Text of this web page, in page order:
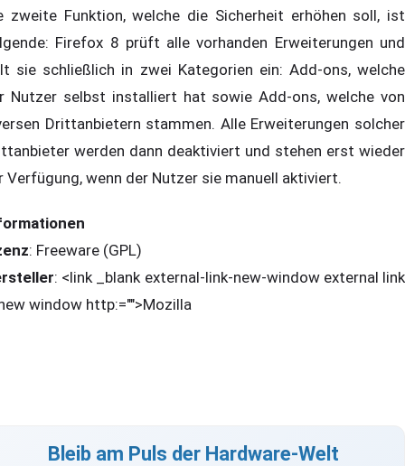
zweite Funktion, welche die Sicherheit erhöhen soll, ist
Firefox 8 prüft alle vorhanden Erweiterungen und
sie schließlich in zwei Kategorien ein: Add-ons, welche
Nutzer selbst installiert hat sowie Add-ons, welche von
Drittanbietern stammen. Alle Erweiterungen solcher
werden dann deaktiviert und stehen erst wieder
Verfügung, wenn der Nutzer sie manuell aktiviert.
: Freeware (GPL)
: <link _blank external-link-new-window external link
window http:="">Mozilla
Bleib am Puls der Hardware-Welt